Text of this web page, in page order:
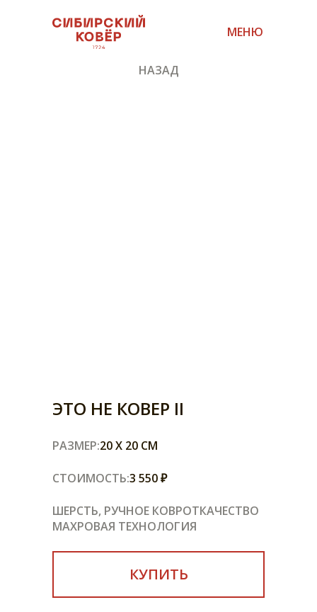
МЕНЮ
НАЗАД
КУПИТЬ
ШЕРСТЬ, РУЧНОЕ КОВРОТКАЧЕСТВО
МАХРОВАЯ ТЕХНОЛОГИЯ
СТОИМОСТЬ:3 550 ₽
РАЗМЕР:20 X 20 СМ
ЭТО НЕ КОВЕР II